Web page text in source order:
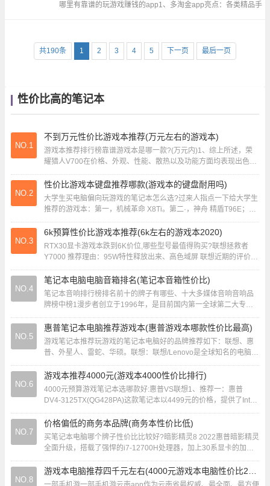
哪里有靠谱的玩游戏赚钱的app1、多淘金app亮点：各类精品手
点：试玩 奖励 零钱这款平台游戏体验超级棒... ...
共190条
1 2 3 4 5 下一页 最后一页
性价比高的笔记本
NO.1
不到万元性价比游戏本推荐(万元左右的游戏本)
游戏本推荐排行榜靠谱游戏本是哪一款?(万元内)1、综上所述，荣
耀猎人V700在价格、外观、性能、散热以及功能方面均表现出色，
是一款值得推荐的均衡游戏本。2、联想...
NO.2
性价比游戏本键盘推荐哪款(游戏本的键盘耐用吗)
大学生买电脑偏向玩游戏的笔记本怎么选?过来人指点一下给大学生
推荐的游戏本：第一，机械革命 X8Ti。第二·，神舟 精盾T96E；第
三，惠普 暗影精灵4；第四，炫...
NO.3
6k预算性价比游戏本推荐(6k左右的游戏本2020)
RTX30显卡游戏本跌到6K价位,哪些型号最值得购买?联想拯救者
Y7000 推荐理由：95W特性释放出来、高色域屏 联想近期的评价可
谓是180度的大变化，尤其是...
NO.4
笔记本电脑电脑音箱排名(笔记本音箱性价比)
笔记本音响排行榜排名前十的牌子有哪些、十大多媒体音响音响品
牌榜中榜1漫步者创立于1996年，是目前国内第一全球第二大专业
多媒体音响企业2惠威Hivi 美国品牌，...
NO.5
惠普笔记本电脑推荐游戏本(惠普游戏本哪款性价比最高)
游戏笔记本推荐玩游戏的笔记本电脑好的品牌推荐如下：联想、惠
普、外星人、雷蛇、华硕。联想：联想/Lenovo是全球知名的电脑制
造商之一，也是中国最大个人电脑制造商...
NO.6
游戏本推荐4000元(游戏本4000性价比排行)
4000元预算游戏笔记本选哪款好:惠普VS联想1、推荐一：惠普
DV4-3125TX(QG428PA)这款笔记本以4499元的价格，提供了Intel
酷睿i5 24...
NO.7
价格偏低的商务本品牌(商务本性价比低)
买笔记本电脑哪个牌子性价比比较好?暗影精灵8 2022惠普暗影精灵
全面升级，搭载了强悍的i7-12700H处理器，加上30系显卡的加
持，并支持独显直连，散热模具...
NO.8